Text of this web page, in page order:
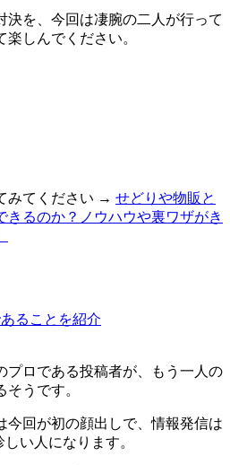
決を、今回は凄腕の二人が行って
しんでください。
みてください → せどりや物販と
きるのか？ノウハウや裏ワザがき
プロである投稿者が、もう一人の
うです。
今回が初の顔出しで、情報発信は
い人になります。